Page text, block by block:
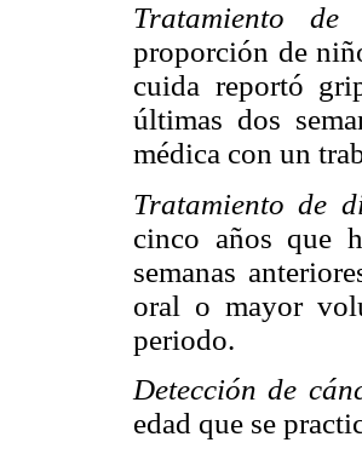
Tratamiento
proporción de
cuida reportó
últimas dos
médica con un
Tratamiento de
cinco años que
semanas
oral o mayor
periodo.
Detección de
edad que se